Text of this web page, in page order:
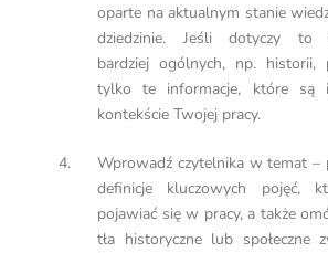
oparte na aktualnym stanie
dziedzinie. Jeśli dotyczy to
bardziej ogólnych, np. historii,
tylko te informacje, które są
kontekście Twojej pracy.
Wprowadź czytelnika w temat –
definicje kluczowych pojęć,
pojawiać się w pracy, a także
tła historyczne lub społeczne